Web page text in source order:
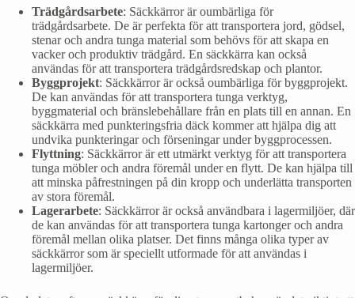
Trädgårdsarbete: Säckkärror är oumbärliga för
trädgårdsarbete. De är perfekta för att transportera jord, gödsel,
stenar och andra tunga material som behövs för att skapa en
vacker och produktiv trädgård. En säckkärra kan också
användas för att transportera trädgårdsredskap och plantor.
Byggprojekt: Säckkärror är också oumbärliga för byggprojekt.
De kan användas för att transportera tunga verktyg,
byggmaterial och bränslebehållare från en plats till en annan. En
säckkärra med punkteringsfria däck kommer att hjälpa dig att
undvika punkteringar och förseningar under byggprocessen.
Flyttning: Säckkärror är ett utmärkt verktyg för att transportera
tunga möbler och andra föremål under en flytt. De kan hjälpa till
att minska påfrestningen på din kropp och underlätta transporten
av stora föremål.
Lagerarbete: Säckkärror är också användbara i lagermiljöer, där
de kan användas för att transportera tunga kartonger och andra
föremål mellan olika platser. Det finns många olika typer av
säckkärror som är speciellt utformade för att användas i
lagermiljöer.